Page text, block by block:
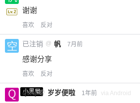
谢谢
喜欢 反对
已注销 @ 帆 7月前
感谢分享
喜欢 反对
小黑屋
qwq @ 岁岁便啦 1年前 via Android